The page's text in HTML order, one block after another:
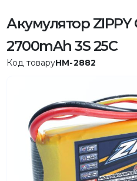
Акумулятор
2700mAh 3S 25C
Код товаруHM-2882